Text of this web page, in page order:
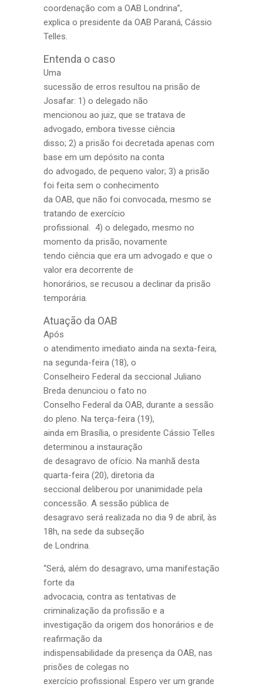
coordenação com a OAB Londrina”,
explica o presidente da OAB Paraná, Cássio
Telles.
Entenda o caso
Uma
sucessão de erros resultou na prisão de
Josafar: 1) o delegado não
mencionou ao juiz, que se tratava de
advogado, embora tivesse ciência
disso; 2) a prisão foi decretada apenas com
base em um depósito na conta
do advogado, de pequeno valor; 3) a prisão
foi feita sem o conhecimento
da OAB, que não foi convocada, mesmo se
tratando de exercício
profissional. 4) o delegado, mesmo no
momento da prisão, novamente
tendo ciência que era um advogado e que o
valor era decorrente de
honorários, se recusou a declinar da prisão
temporária.
Atuação da OAB
Após
o atendimento imediato ainda na sexta-feira,
na segunda-feira (18), o
Conselheiro Federal da seccional Juliano
Breda denunciou o fato no
Conselho Federal da OAB, durante a sessão
do pleno. Na terça-feira (19),
ainda em Brasília, o presidente Cássio Telles
determinou a instauração
de desagravo de ofício. Na manhã desta
quarta-feira (20), diretoria da
seccional deliberou por unanimidade pela
concessão. A sessão pública de
desagravo será realizada no dia 9 de abril, às
18h, na sede da subseção
de Londrina.
“Será, além do desagravo, uma manifestação
forte da
advocacia, contra as tentativas de
criminalização da profissão e a
investigação da origem dos honorários e de
reafirmação da
indispensabilidade da presença da OAB, nas
prisões de colegas no
exercício profissional. Espero ver um grande